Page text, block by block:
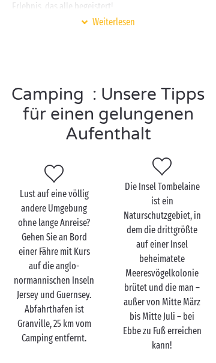
Erlebnis, das alle begeistert!
liebevollen Blick ihrer Eltern hier mit viel Spaß die
schönste Sandburg bauen, während Größere dem
erfrischenden Badevergnügen nachgehen! Und wenn
später am Tag erneut das kühle Nass ruft, dann auf in
Genêts zu zweit
entdecken
Vom Bec d’Andaine aus gibt es die ideale Aktivität für
Verliebte : Eine Durchquerung der Bucht des Mont-
Saint-Michel mit einem Fremdenführer, bei der Sie
alle Geheimnisse dieses in Frankreich und weltweit
einzigartigen Orts lüften können. Weniger
Sportbegeisterte können für den Rückweg einen Bus
nutzen. Sportliche Paare legen den Hin- und Rückweg
zu Fuß zurück ... was insgesamt 6 Std. Laufprogramm
Weiterlesen
Camping : Unsere Tipps
für einen gelungenen
Aufenthalt
Lust auf eine völlig
andere Umgebung
ohne lange Anreise?
Gehen Sie an Bord
einer Fähre mit Kurs
auf die anglo-
normannischen Inseln
Jersey und Guernsey.
Abfahrthafen ist
Granville, 25 km vom
Camping entfernt.
Die Insel Tombelaine
ist ein
Naturschutzgebiet, in
dem die drittgrößte
auf einer Insel
beheimatete
Meeresvögelkolonie
brütet und die man –
außer von Mitte März
bis Mitte Juli – bei
Ebbe zu Fuß erreichen
kann!